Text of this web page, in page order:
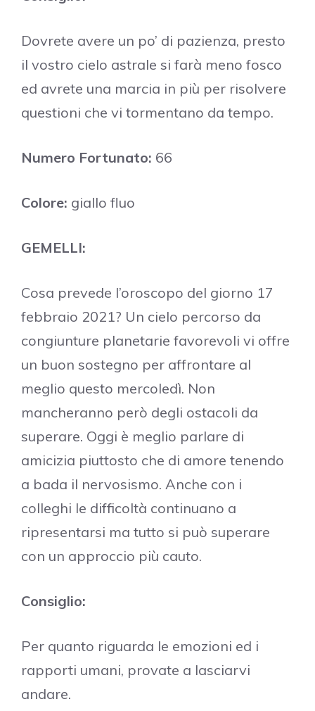
Dovrete avere un po’ di pazienza, presto
il vostro cielo astrale si farà meno fosco
ed avrete una marcia in più per risolvere
questioni che vi tormentano da tempo.
Numero Fortunato: 66
Colore: giallo fluo
GEMELLI:
Cosa prevede l’oroscopo del giorno 17
febbraio 2021? Un cielo percorso da
congiunture planetarie favorevoli vi offre
un buon sostegno per affrontare al
meglio questo mercoledì. Non
mancheranno però degli ostacoli da
superare. Oggi è meglio parlare di
amicizia piuttosto che di amore tenendo
a bada il nervosismo. Anche con i
colleghi le difficoltà continuano a
ripresentarsi ma tutto si può superare
con un approccio più cauto.
Consiglio:
Per quanto riguarda le emozioni ed i
rapporti umani, provate a lasciarvi
andare.